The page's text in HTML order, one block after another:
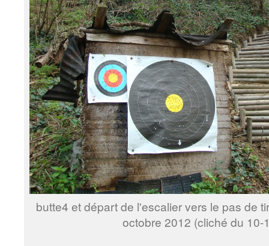
butte4 et départ de l'escalier vers le pas de
octobre 2012 (cliché du 10-